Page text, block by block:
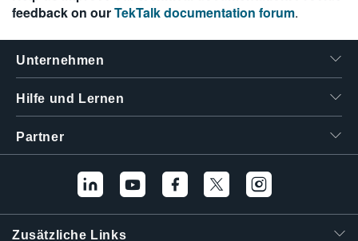
feedback on ourTekTalk documentation forum.
Unternehmen
Hilfe und Lernen
Partner
Zusätzliche Links